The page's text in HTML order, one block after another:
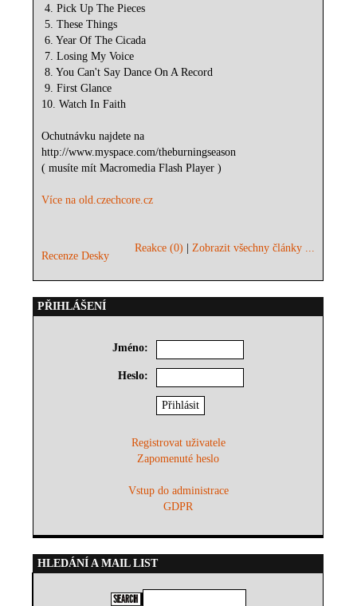
4. Pick Up The Pieces
5. These Things
6. Year Of The Cicada
7. Losing My Voice
8. You Can't Say Dance On A Record
9. First Glance
10. Watch In Faith
Ochutnávku najdete na
http://www.myspace.com/theburningseason
( musíte mít Macromedia Flash Player )
Více na old.czechcore.cz
Recenze Desky
Reakce (0) |Zobrazit všechny články ...
PŘIHLÁŠENÍ
Jméno:
Heslo:
Registrovat uživatele
Zapomenuté heslo
Vstup do administrace
GDPR
HLEDÁNÍ A MAIL LIST